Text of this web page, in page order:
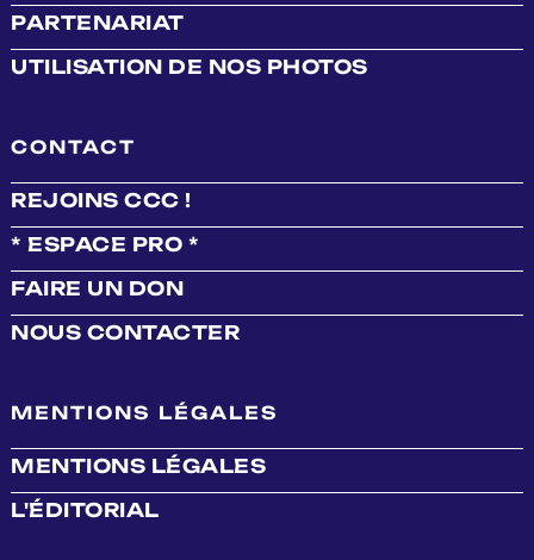
PARTENARIAT
UTILISATION DE NOS PHOTOS
CONTACT
REJOINS CCC !
* ESPACE PRO *
FAIRE UN DON
NOUS CONTACTER
MENTIONS LÉGALES
MENTIONS LÉGALES
L'ÉDITORIAL